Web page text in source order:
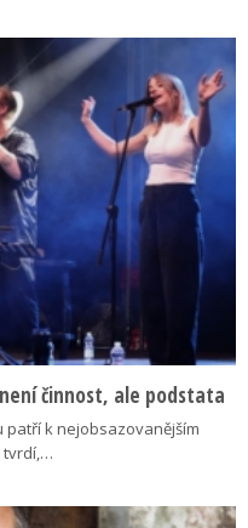
činnost, ale podstata
patří k nejobsazovanějším
tvrdí,…